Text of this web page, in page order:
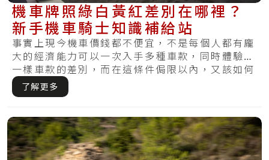
機車牌照綠白黃紅差別在哪裡？
新手機車騎士知識補給站
事實上現今機車價錢都不便宜，不是每個人都有龐
大的經濟能力可以一次入手多種車款，同時體驗不
一樣車款的差別，而在這條件侷限以內，又該如何
選擇.....
了解更多